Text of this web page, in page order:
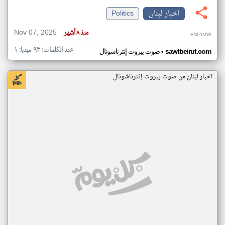
اخبار لبنان
Politics
Nov 07, 2025
منذ ٨ أشهر FN01VW
صوت بيروت إنترناشونال• sawtbeirut.com عدد الكلمات: ٩٣ ميديا: ١
اخبار لبنان من صوت بيروت إنترناشونال